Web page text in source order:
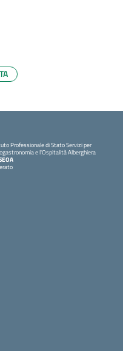
Professionale di Stato Servizi per
e l'Ospitalità Alberghiera